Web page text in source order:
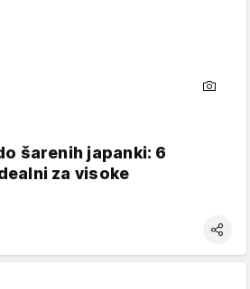
šarenih japanki: 6
za visoke